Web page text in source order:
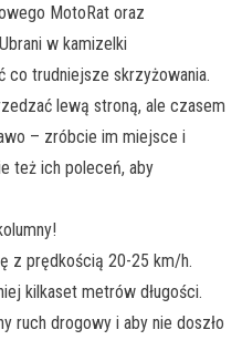
MotoRat oraz
w kamizelki
trudniejsze skrzyżowania.
lewą stroną, ale czasem
– zróbcie im miejsce i
też ich poleceń, aby
z prędkością 20-25 km/h.
kilkaset metrów długości.
ruch drogowy i aby nie doszło